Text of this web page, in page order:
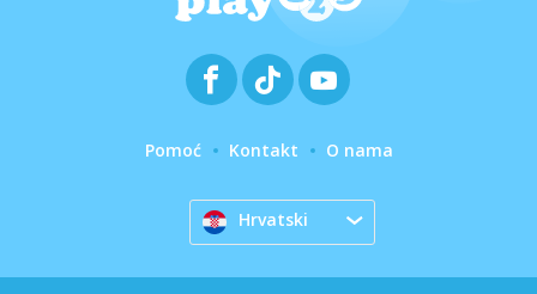
Pomoć Kontakt O nama
Hrvatski